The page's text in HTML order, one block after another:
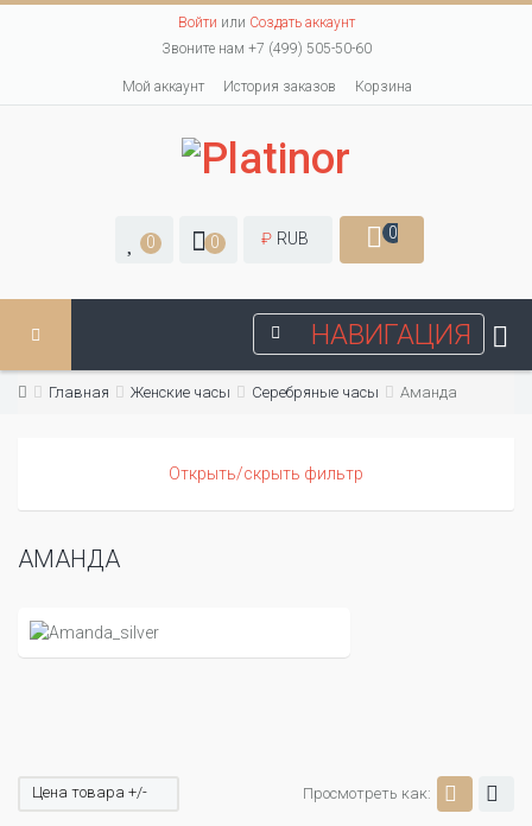
Войти или Создать аккаунт
Звоните нам +7 (499) 505-50-60
Мой аккаунт История заказов Корзина
0 0 ₽ RUB 0
НАВИГАЦИЯ
Главная Женские часы Серебряные часы Аманда
Открыть/скрыть фильтр
АМАНДА
Просмотреть как:
Цена товара +/-